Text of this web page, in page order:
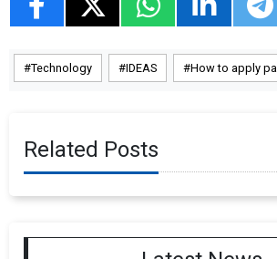
Technology IDEAS How to apply
Related Posts